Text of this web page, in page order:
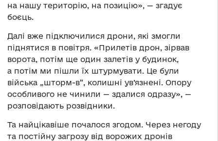
на нашу територію, на позицію», — згадує
боєць.
Далі вже підключилися дрони, які змогли
піднятися в повітря. «Прилетів дрон, зірвав
ворота, потім ще один залетів у будинок,
а потім ми пішли їх штурмувати. Це були
війська „шторм-в“, колишні ув’язнені. Опору
особливого не чинили — здалися одразу», —
розповідають розвідники.
Та найцікавіше почалося згодом. Через негоду
та постійну загрозу від ворожих дронів